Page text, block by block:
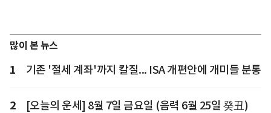
많이 본 뉴스
1 기존 '절세 계좌'까지 칼질... ISA 개편안에 개미들 분통
2 [오늘의 운세] 8월 7일 금요일 (음력 6월 25일 癸丑)